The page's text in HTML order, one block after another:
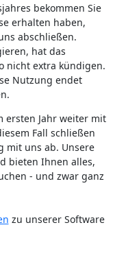
bekommen Sie
erhalten haben,
abschließen.
hat das
nicht extra kündigen.
Nutzung endet
ersten Jahr weiter mit
Fall schließen
mit uns ab. Unsere
bieten Ihnen alles,
- und zwar ganz
zu unserer Software